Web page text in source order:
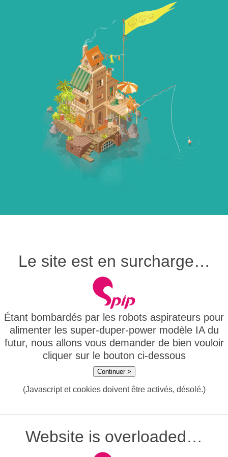
Le site est en surcharge…
Étant bombardés par les robots aspirateurs pour
alimenter les super-duper-power modèle IA du
futur, nous allons vous demander de bien vouloir
cliquer sur le bouton ci-dessous
Continuer >
(Javascript et cookies doivent être activés, désolé.)
Website is overloaded…